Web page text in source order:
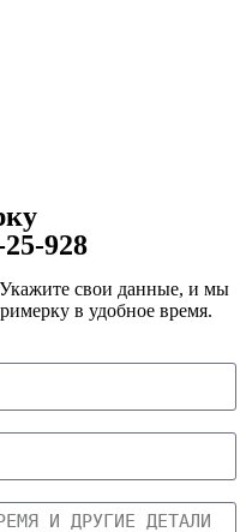
928
свои данные, и мы
в удобное время.